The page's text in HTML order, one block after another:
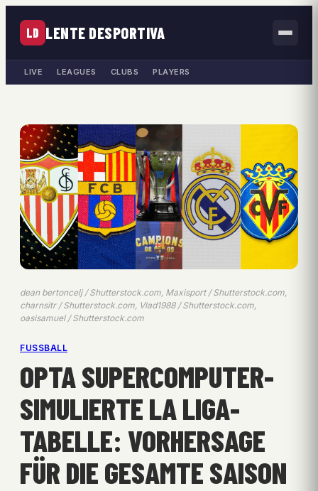
LD LENTE DESPORTIVA
LIVE LEAGUES CLUBS PLAYERS
dean bertoncelj / Shutterstock.com, Maxisport / Shutterstock.com,
charnsitr / Shutterstock.com, Vlad1988 / Shutterstock.com,
oasisamuel / Shutterstock.com
FUSSBALL
OPTA SUPERCOMPUTER-
SIMULIERTE LA LIGA-
TABELLE: VORHERSAGE
FÜR DIE GESAMTE SAISON